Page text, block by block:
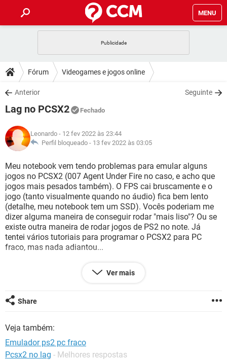
MENU
CELULAR FACEBOOK
OUTLOOK
INSTAGRAM
GUIA DE COMPRAS
DICAS
JOGOS WHATSAPP
INSTAGRAM GMAIL
GUIA DE COMPRAS
DOWNLOADS
JOGOS
CELULAR
OUTLOOK EXCEL
INSTAGRAM
GUIA DE COMPRAS
FÓRUM
JOGOS WHATSAPP
CELULAR
OUTLOOK EXCEL
INSTAGRAM GMAIL
GUIA DE COMPRAS
GLOSSÁRIO
JOGOS
CELULAR FACEBOOK
OUTLOOK EXCEL
INSTAGRAM GMAIL
GUIA DE COMPRAS
Fórum Videogames e jogos online
Anterior Seguinte
Lag no PCSX2 Fechado
Leonardo - 12 fev 2022 às 23:44
Perfil bloqueado - 13 fev 2022 às 03:05
Meu notebook vem tendo problemas para emular alguns
jogos no PCSX2 (007 Agent Under Fire no caso, e acho que
jogos mais pesados também). O FPS cai bruscamente e o
jogo (tanto visualmente quando no áudio) fica bem lento
(detalhe, meu notebook tem um SSD). Vocês poderiam me
dizer alguma maneira de conseguir rodar "mais liso"? Ou se
existe outra maneira de rodar jogos de PS2 no note. Já
tentei vários tutoriais para programar o PCSX2 para PC
fraco, mas nada adiantou...
1.80 GHz
RAM: 8GB
Placa de Vídeo: Intel(R) UHD Graphics 620
SSD: 240 GB
Ver mais
Share
Veja também:
Emulador ps2 pc fraco
Pcsx2 no lag - Melhores respostas